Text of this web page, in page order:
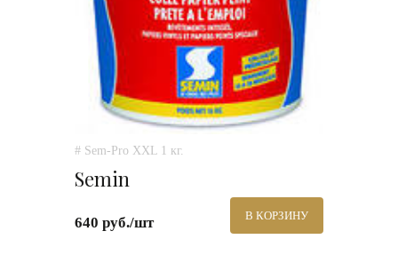
# Sem-Pro XXL 1 кг.
Semin
640 руб./шт В КОРЗИНУ